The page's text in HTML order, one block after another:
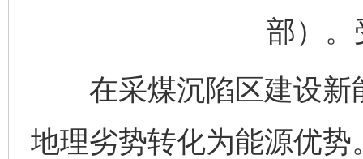
部）。
在采煤沉陷区建设新
地理劣势转化为能源优